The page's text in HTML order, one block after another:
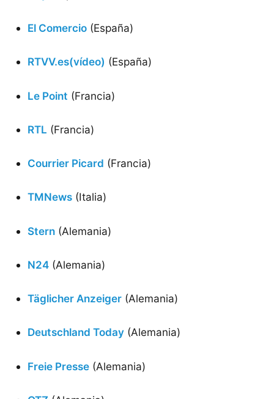
El Comercio (España)
RTVV.es(vídeo) (España)
Le Point (Francia)
RTL (Francia)
Courrier Picard (Francia)
TMNews (Italia)
Stern (Alemania)
N24 (Alemania)
Täglicher Anzeiger (Alemania)
Deutschland Today (Alemania)
Freie Presse (Alemania)